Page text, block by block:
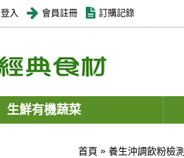
登入 會員註冊 訂購記錄
生鮮有機蔬菜
首頁 » 養生沖調飲粉檢測